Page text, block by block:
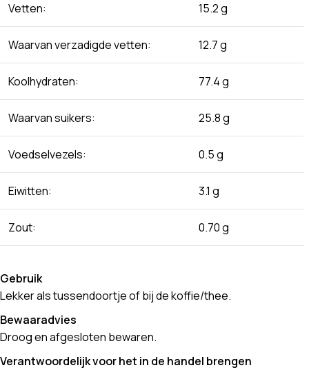
Vetten: 15.2 g
Waarvan verzadigde vetten: 12.7 g
Koolhydraten: 77.4 g
Waarvan suikers: 25.8 g
Voedselvezels: 0.5 g
Eiwitten: 3.1 g
Zout: 0.70 g
Gebruik
Lekker als tussendoortje of bij de koffie/thee.
Bewaaradvies
Droog en afgesloten bewaren.
Verantwoordelijk voor het in de handel brengen